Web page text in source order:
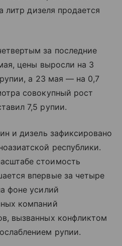
литр дизеля продается
за последние
цены выросли на 3
а 23 мая — на 0,7
совокупный рост
7,5 рупии.
и дизель зафиксировано
республики.
стоимость
впервые за четыре
фоне усилий
компаний
вызванных конфликтом
рупии.